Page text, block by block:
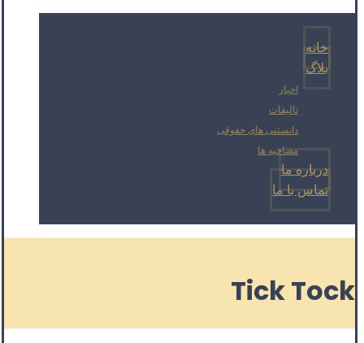
خانه
بلاگ
اخبار
تالیفات
دانستنی های حقوقی
مصاحبه ها
درباره ما
تماس با ما
Tick Tock